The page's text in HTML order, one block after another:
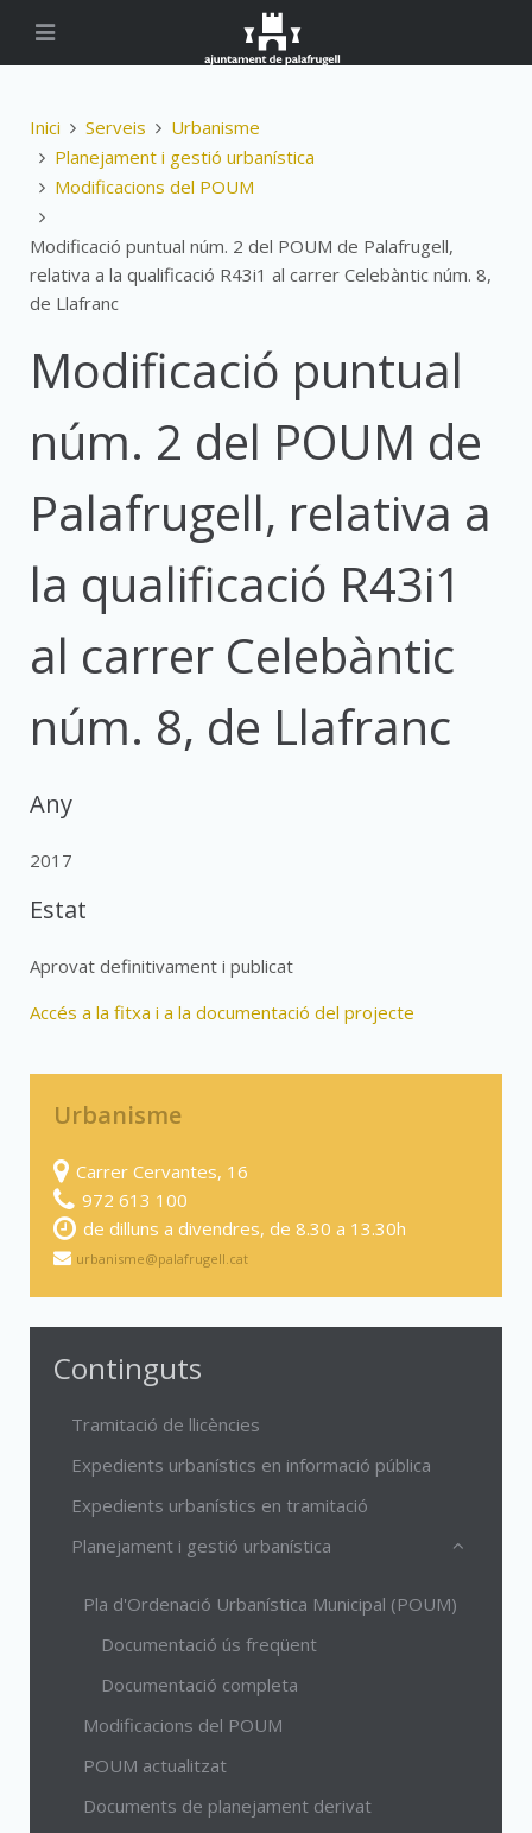
Inici Serveis
Urbanisme
Planejament i gestió urbanística
Modificacions del POUM
Modificació puntual núm. 2 del POUM de Palafrugell,
relativa a la qualificació R43i1 al carrer Celebàntic núm. 8,
de Llafranc
Modificació puntual
núm. 2 del POUM de
Palafrugell, relativa a
la qualificació R43i1
al carrer Celebàntic
núm. 8, de Llafranc
Any
2017
Estat
Aprovat definitivament i publicat
Accés a la fitxa i a la documentació del projecte
Urbanisme
Carrer Cervantes, 16
972 613 100
de dilluns a divendres, de 8.30 a 13.30h
urbanisme@palafrugell.cat
Continguts
Tramitació de llicències
Expedients urbanístics en informació pública
Expedients urbanístics en tramitació
Planejament i gestió urbanística
Pla d'Ordenació Urbanística Municipal (POUM)
Documentació ús freqüent
Documentació completa
Modificacions del POUM
POUM actualitzat
Documents de planejament derivat